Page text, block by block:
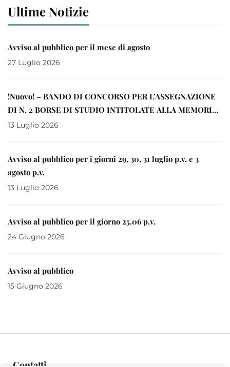
Ultime Notizie
Avviso al pubblico per il mese di agosto
27 Luglio 2026
!Nuovo! – BANDO DI CONCORSO PER L’ASSEGNAZIONE
DI N. 2 BORSE DI STUDIO INTITOLATE ALLA MEMORIA
DI DON EUGENIO BRANDL A FAVORE DI LAUREATI
TRIESTE E DI UDINE ANNO 2026
13 Luglio 2026
Avviso al pubblico per i giorni 29, 30, 31 luglio p.v. e 3
agosto p.v.
13 Luglio 2026
Avviso al pubblico per il giorno 25.06 p.v.
24 Giugno 2026
Avviso al pubblico
15 Giugno 2026